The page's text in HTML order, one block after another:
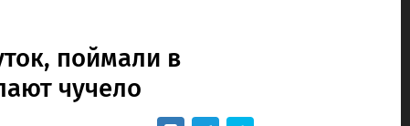
поймали в
чучело